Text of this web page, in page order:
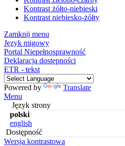
Kontrast żółto-niebieski
Kontrast niebiesko-żółty
Zamknij menu
Język migowy
Portal Niepełnosprawność
Deklaracja dostępności
ETR - tekst
Powered by
Translate
Menu
Język strony
polski
english
Dostępność
Wersja kontrastowa